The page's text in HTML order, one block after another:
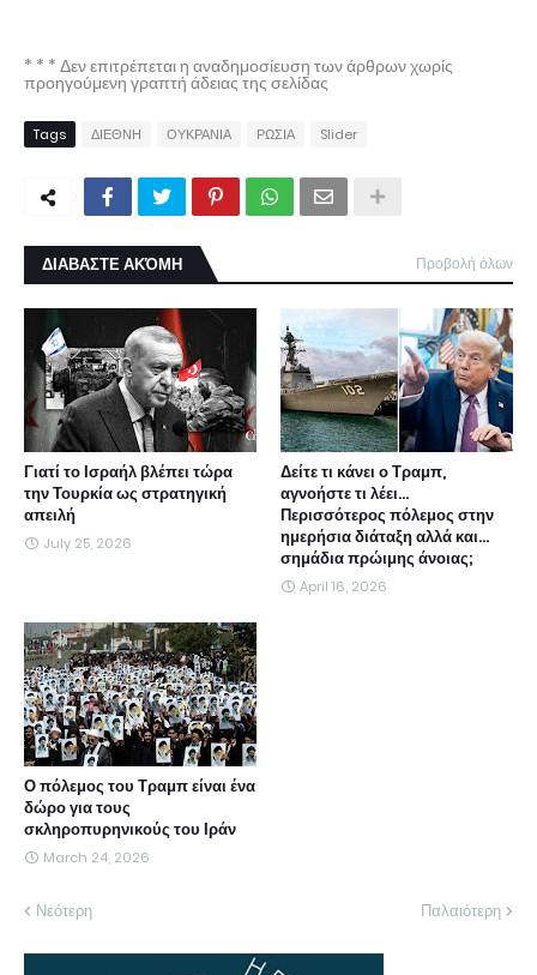
* * * Δεν επιτρέπεται η αναδημοσίευση των άρθρων χωρίς
προηγούμενη γραπτή άδειας της σελίδας
Tags ΔΙΕΘΝΗ ΟΥΚΡΑΝΙΑ ΡΩΣΙΑ Slider
ΔΙΑΒΑΣΤΕ ΑΚΌΜΗ Προβολή όλων
Γιατί το Ισραήλ βλέπει τώρα
την Τουρκία ως στρατηγική
απειλή
July 25, 2026
Δείτε τι κάνει ο Τραμπ,
αγνοήστε τι λέει...
Περισσότερος πόλεμος στην
ημερήσια διάταξη αλλά και...
σημάδια πρώιμης άνοιας;
April 16, 2026
Ο πόλεμος του Τραμπ είναι ένα
δώρο για τους
σκληροπυρηνικούς του Ιράν
March 24, 2026
Νεότερη Παλαιότερη